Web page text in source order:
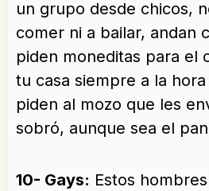
un grupo desde chicos,
comer ni a bailar, andan
piden moneditas para el
tu casa siempre a la
piden al mozo que les
sobró, aunque sea el
10- Gays: Estos